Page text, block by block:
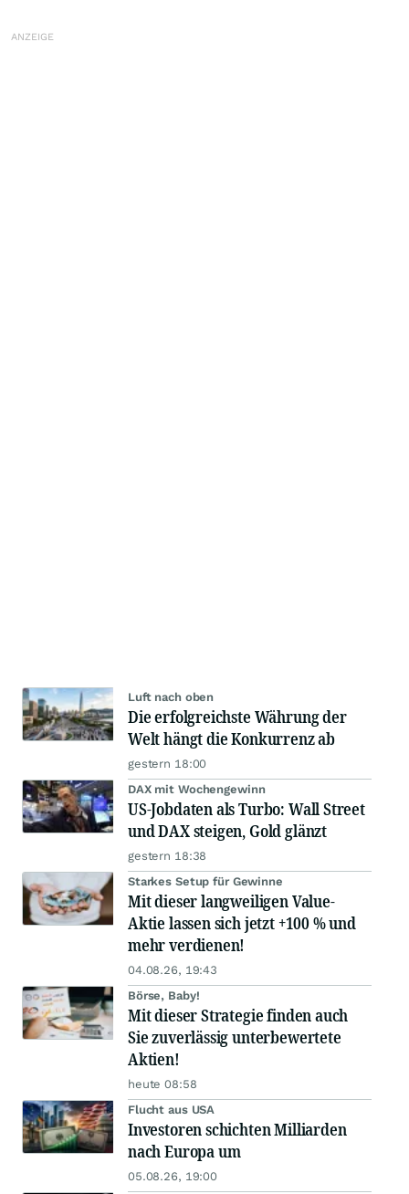
Luft nach oben
Die erfolgreichste Währung der
Welt hängt die Konkurrenz ab
gestern 18:00
DAX mit Wochengewinn
US-Jobdaten als Turbo: Wall Street
und DAX steigen, Gold glänzt
gestern 18:38
Starkes Setup für Gewinne
Mit dieser langweiligen Value-
Aktie lassen sich jetzt +100 % und
mehr verdienen!
04.08.26, 19:43
Börse, Baby!
Mit dieser Strategie finden auch
Sie zuverlässig unterbewertete
Aktien!
heute 08:58
Flucht aus USA
Investoren schichten Milliarden
nach Europa um
05.08.26, 19:00